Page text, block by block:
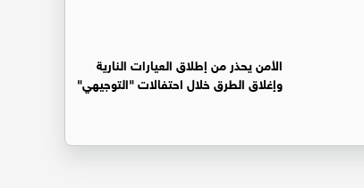
الأمن يحذر من إطلاق العيارات النارية
وإغلاق الطرق خلال احتفالات "التوجيهي"